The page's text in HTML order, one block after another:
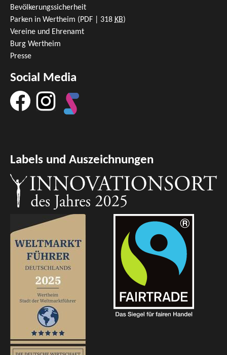
Bevölkerungssicherheit
Parken in Wertheim (PDF | 318 KB)
Vereine und Ehrenamt
Burg Wertheim
Presse
Social Media
Labels und Auszeichnungen